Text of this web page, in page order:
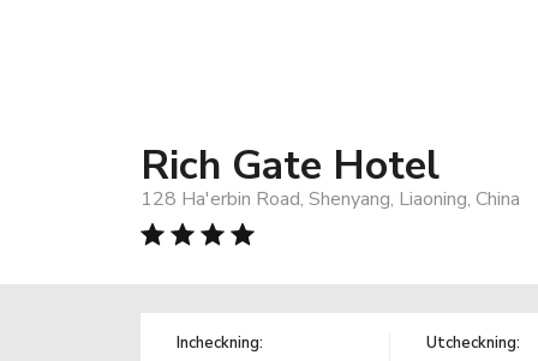
Rich Gate Hotel
128 Ha'erbin Road, Shenyang, Liaoning, China
Incheckning: Utcheckning: